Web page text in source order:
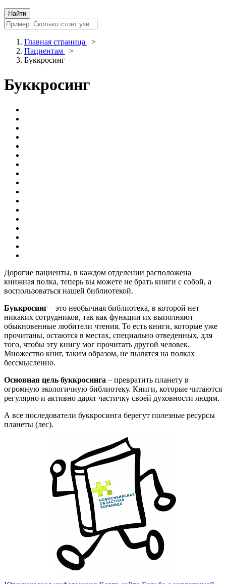
Главная страница
>
Пациентам
>
Буккросинг
Буккросинг
Дорогие пациенты, в каждом отделении расположена
книжная полка, теперь вы можете не брать книги с собой, а
воспользоваться нашей библиотекой.
Буккросинг – это необычная библиотека, в которой нет
никаких сотрудников, так как функции их выполняют
обыкновенные любители чтения. То есть книги, которые уже
прочитаны, остаются в местах, специально отведенных, для
того, чтобы эту книгу мог прочитать другой человек.
Множество книг, таким образом, не пылятся на полках
бессмысленно.
Основная цель буккросинга – превратить планету в
огромную экологичную библиотеку. Книги, которые читаются
регулярно и активно дарят частичку своей духовности людям.
А все последователи буккросинга берегут полезные ресурсы
планеты (лес).